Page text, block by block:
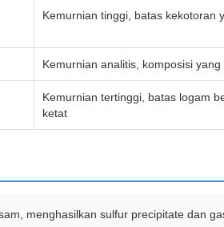
Kemurnian tinggi, batas kekotoran
Kemurnian analitis, komposisi yang
Kemurnian tertinggi, batas logam
ketat
menghasilkan sulfur precipitate dan